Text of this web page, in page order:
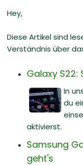
Hey,
Diese Artikel sind
Verständnis über
Galaxy S22:
In
du
aktivierst.
Samsung
geht's